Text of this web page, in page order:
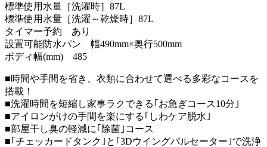
標準使用水量［洗濯時］87L
標準使用水量［洗濯～乾燥時］87L
タイマー予約 あり
設置可能防水パン 幅490mm×奥行500mm
ボディ幅(mm) 485
■時間や手間を省き、衣類に合わせて選べる多彩なコースを
搭載！
■洗濯時間を短縮し家事ラクできる｢お急ぎコース10分｣
■アイロンがけの手間を楽にする｢しわケア脱水｣
■部屋干し臭の軽減に｢除菌｣コース
■｢チェッカードタンク｣と｢3Dウイングパルセーター｣で洗浄